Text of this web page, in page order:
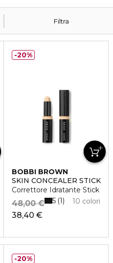
Filtra
BOBBI BROWN
SKIN CONCEALER STICK
Correttore Idratante Stick
38,40 €
48,00 € 10 colori
5 1
20%
20%